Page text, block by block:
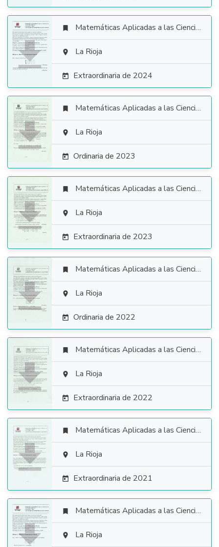

 Matemáticas Aplicadas a las Ciencias Sociales
 La Rioja
 Extraordinaria de 2024

 Matemáticas Aplicadas a las Ciencias Sociales
 La Rioja
 Ordinaria de 2023

 Matemáticas Aplicadas a las Ciencias Sociales
 La Rioja
 Extraordinaria de 2023

 Matemáticas Aplicadas a las Ciencias Sociales
 La Rioja
 Ordinaria de 2022

 Matemáticas Aplicadas a las Ciencias Sociales
 La Rioja
 Extraordinaria de 2022

 Matemáticas Aplicadas a las Ciencias Sociales
 La Rioja
 Extraordinaria de 2021

 Matemáticas Aplicadas a las Ciencias Sociales
 La Rioja